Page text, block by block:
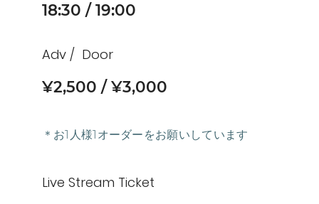
18:30 19:00
Adv Door
¥2,500 ¥3,000
＊お1人様1オーダーをお願いしています
Live Stream Ticket